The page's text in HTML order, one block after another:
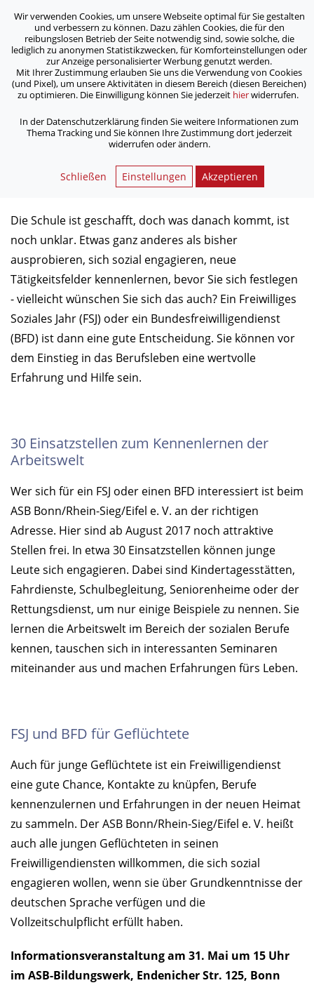
ASB Bonn/Rhein-Sieg/Eifel e.V.
bewegt Menschen
Home / Aktuelles /
Jetzt bewerben: attraktive FSJ- und BFD-Stellen beim ASB frei
Jetzt bewerben: attraktive FSJ-
und BFD-Stellen beim ASB frei
Die Schule ist geschafft, doch was danach kommt, ist
noch unklar. Etwas ganz anderes als bisher
ausprobieren, sich sozial engagieren, neue
Tätigkeitsfelder kennenlernen, bevor Sie sich festlegen
- vielleicht wünschen Sie sich das auch? Ein Freiwilliges
Soziales Jahr (FSJ) oder ein Bundesfreiwilligendienst
(BFD) ist dann eine gute Entscheidung. Sie können vor
dem Einstieg in das Berufsleben eine wertvolle
Erfahrung und Hilfe sein.
30 Einsatzstellen zum Kennenlernen der
Arbeitswelt
Wer sich für ein FSJ oder einen BFD interessiert ist beim
ASB Bonn/Rhein-Sieg/Eifel e. V. an der richtigen
Adresse. Hier sind ab August 2017 noch attraktive
Stellen frei. In etwa 30 Einsatzstellen können junge
Leute sich engagieren. Dabei sind Kindertagesstätten,
Fahrdienste, Schulbegleitung, Seniorenheime oder der
Rettungsdienst, um nur einige Beispiele zu nennen. Sie
lernen die Arbeitswelt im Bereich der sozialen Berufe
kennen, tauschen sich in interessanten Seminaren
miteinander aus und machen Erfahrungen fürs Leben.
FSJ und BFD für Geflüchtete
Auch für junge Geflüchtete ist ein Freiwilligendienst
eine gute Chance, Kontakte zu knüpfen, Berufe
kennenzulernen und Erfahrungen in der neuen Heimat
zu sammeln. Der ASB Bonn/Rhein-Sieg/Eifel e. V. heißt
auch alle jungen Geflüchteten in seinen
Freiwilligendiensten willkommen, die sich sozial
engagieren wollen, wenn sie über Grundkenntnisse der
deutschen Sprache verfügen und die
Vollzeitschulpflicht erfüllt haben.
Informationsveranstaltung am 31. Mai um 15 Uhr
im ASB-Bildungswerk, Endenicher Str. 125, Bonn
Wir verwenden Cookies, um unsere Webseite optimal für Sie gestalten
und verbessern zu können. Dazu zählen Cookies, die für den
reibungslosen Betrieb der Seite notwendig sind, sowie solche, die
lediglich zu anonymen Statistikzwecken, für Komforteinstellungen oder
zur Anzeige personalisierter Werbung genutzt werden.
Mit Ihrer Zustimmung erlauben Sie uns die Verwendung von Cookies
(und Pixel), um unsere Aktivitäten in diesem Bereich (diesen Bereichen)
zu optimieren. Die Einwilligung können Sie jederzeit hierwiderrufen.
In der Datenschutzerklärung finden Sie weitere Informationen zum
Thema Tracking und Sie können Ihre Zustimmung dort jederzeit
widerrufen oder ändern.
Schließen Einstellungen Akzeptieren